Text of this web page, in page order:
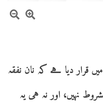
قرار دیا ہے کہ نان نفقہ
نہیں، اور نہ ہی یہ